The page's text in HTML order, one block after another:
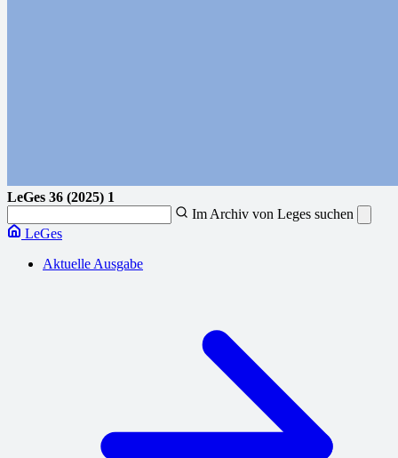
LeGes 36 (2025) 1
Im Archiv von Leges suchen
LeGes
Aktuelle Ausgabe